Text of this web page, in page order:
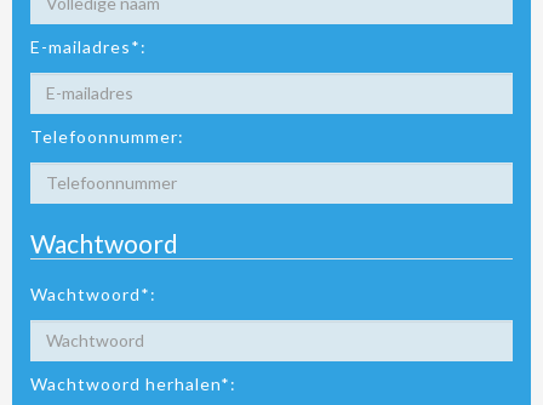
E-mailadres*:
Telefoonnummer:
Wachtwoord
Wachtwoord*:
Wachtwoord herhalen*: